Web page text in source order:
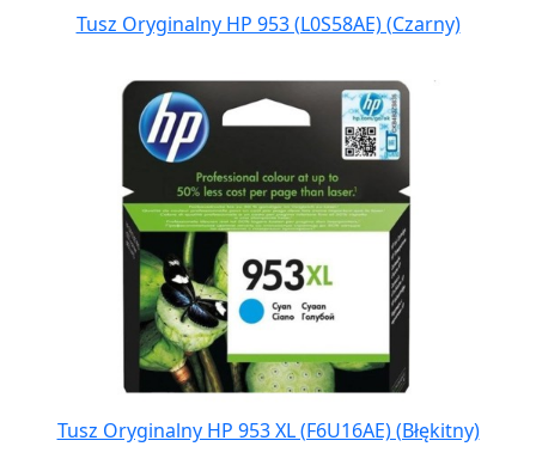
Tusz Oryginalny HP 953 (L0S58AE) (Czarny)
Tusz Oryginalny HP 953 XL (F6U16AE) (Błękitny)